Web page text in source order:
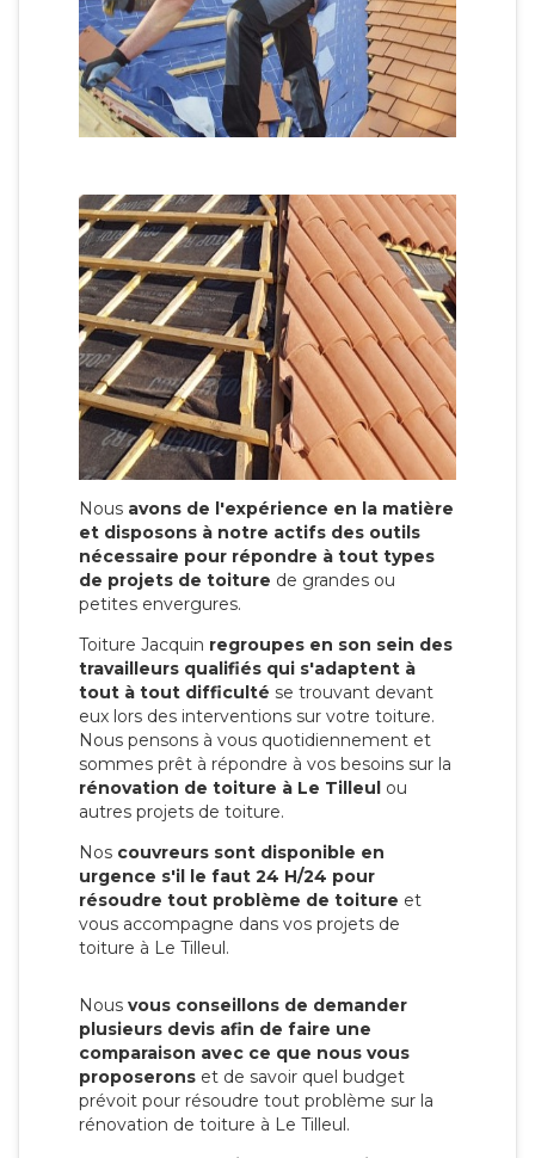
Nous avons de l'expérience en la matière
et disposons à notre actifs des outils
nécessaire pour répondre à tout types
de projets de toiture de grandes ou
petites envergures.
Toiture Jacquin regroupes en son sein des
travailleurs qualifiés qui s'adaptent à
tout à tout difficulté se trouvant devant
eux lors des interventions sur votre toiture.
Nous pensons à vous quotidiennement et
sommes prêt à répondre à vos besoins sur la
rénovation de toiture à Le Tilleul ou
autres projets de toiture.
Nos couvreurs sont disponible en
urgence s'il le faut 24 H/24 pour
résoudre tout problème de toiture et
vous accompagne dans vos projets de
toiture à Le Tilleul.
Nous vous conseillons de demander
plusieurs devis afin de faire une
comparaison avec ce que nous vous
proposerons et de savoir quel budget
prévoit pour résoudre tout problème sur la
rénovation de toiture à Le Tilleul.